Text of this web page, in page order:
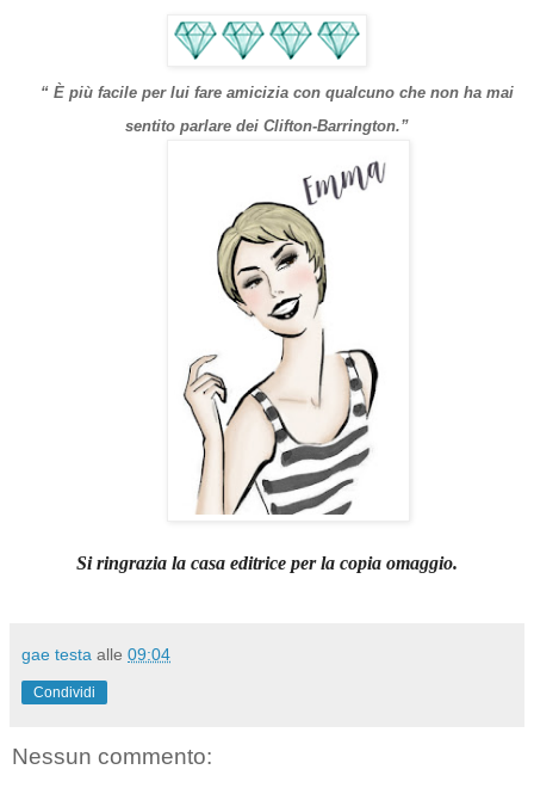
“ È più facile per lui fare amicizia con qualcuno che non ha mai
sentito parlare dei Clifton-Barrington.”
Si ringrazia la casa editrice per la copia omaggio.
gae testa alle 09:04
Condividi
Nessun commento: